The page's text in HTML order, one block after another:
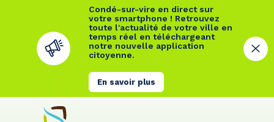
Condé-sur-vire en direct sur
votre smartphone ! Retrouvez
toute l'actualité de votre ville en
temps réel en téléchargeant
notre nouvelle application
citoyenne.
En savoir plus
Cookies management panel